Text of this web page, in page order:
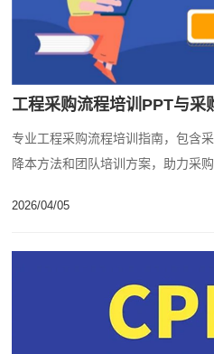
工程采购流程培训PPT与采
专业工程采购流程培训指南，包含
降本方法和团队培训方案，助力采
2026/04/05